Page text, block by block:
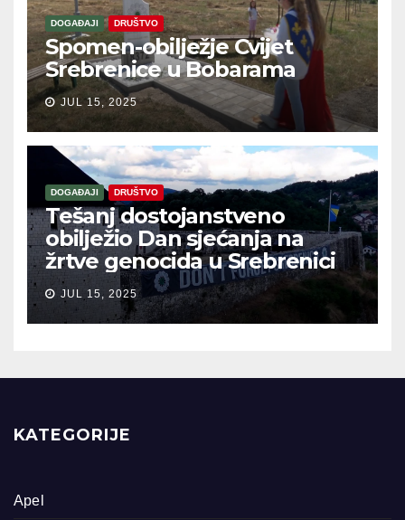
DOGAĐAJI DRUŠTVO
Spomen-obilježje Cvijet
Srebrenice u Bobarama
JUL 15, 2025
DOGAĐAJI DRUŠTVO
Tešanj dostojanstveno
obilježio Dan sjećanja na
žrtve genocida u Srebrenici
JUL 15, 2025
KATEGORIJE
Apel